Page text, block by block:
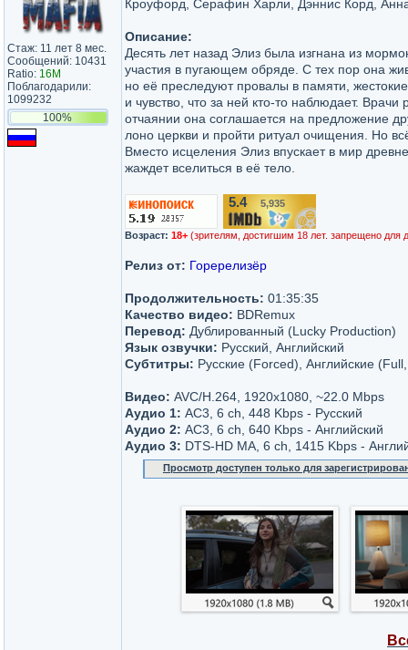
Стаж: 11 лет 8 мес.
Сообщений: 10431
Ratio: 16M
Поблагодарили:
1099232
100%
Кроуфорд, Серафин Харли, Дэннис Корд,
Описание:
Десять лет назад Элиз была изгнана из
участия в пугающем обряде. С тех пор она
но её преследуют провалы в памяти,
и чувство, что за ней кто-то наблюдает. Врачи
отчаянии она соглашается на предложение
лоно церкви и пройти ритуал очищения. Но
Вместо исцеления Элиз впускает в мир
жаждет вселиться в её тело.
5.4/10 5,935
Возраст: 18+ (зрителям, достигшим 18 лет. запрещено для
Релиз от: Горерелизёр
Продолжительность: 01:35:35
Качество видео: BDRemux
Перевод: Дублированный (Lucky Production)
Язык озвучки: Русский, Английский
Субтитры: Русские (Forced), Английские
Видео: AVC/H.264, 1920x1080, ~22.0 Мbps
Аудио 1: AC3, 6 ch, 448 Kbps - Русский
Аудио 2: AC3, 6 ch, 640 Kbps - Английский
Аудио 3: DTS-HD MA, 6 ch, 1415 Kbps -
Просмотр доступен только для